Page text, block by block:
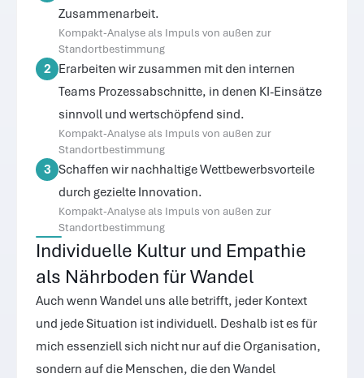
Zusammenarbeit.
Kompakt-Analyse als Impuls von außen zur
Standortbestimmung
2 Erarbeiten wir zusammen mit den internen
Teams Prozessabschnitte, in denen KI-Einsätze
sinnvoll und wertschöpfend sind.
Kompakt-Analyse als Impuls von außen zur
Standortbestimmung
3 Schaffen wir nachhaltige Wettbewerbsvorteile
durch gezielte Innovation.
Kompakt-Analyse als Impuls von außen zur
Standortbestimmung
Individuelle Kultur und Empathie
als Nährboden für Wandel
Auch wenn Wandel uns alle betrifft, jeder Kontext
und jede Situation ist individuell. Deshalb ist es für
mich essenziell sich nicht nur auf die Organisation,
sondern auf die Menschen, die den Wandel